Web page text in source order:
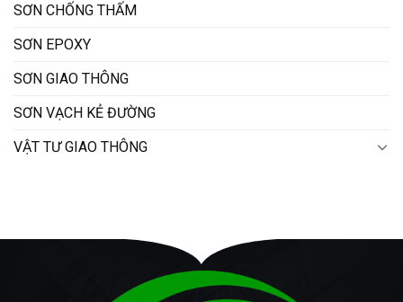
SƠN CHỐNG THẤM
SƠN EPOXY
SƠN GIAO THÔNG
SƠN VẠCH KẺ ĐƯỜNG
VẬT TƯ GIAO THÔNG